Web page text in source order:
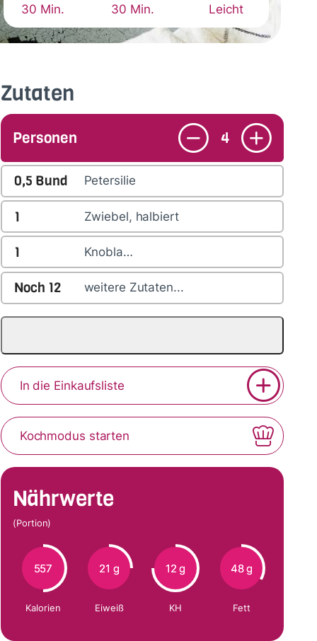
30 Min. 30 Min. Leicht
Zutaten
Personen 4
0,5 Bund Petersilie
1 Zwiebel, halbiert
1 Knobla…
Noch 12 weitere Zutaten...
In die Einkaufsliste
Kochmodus starten
Nährwerte
(Portion)
557
Kalorien
21 g
Eiweiß
12 g
KH
48 g
Fett